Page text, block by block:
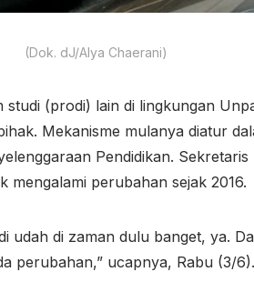
(Dok. dJ/Alya Chaerani)
(prodi) lain di lingkungan
Mekanisme mulanya diatur
Pendidikan.
perubahan sejak 2016.
udah di zaman dulu banget, ya.
perubahan,” ucapnya, Rabu (3/6).